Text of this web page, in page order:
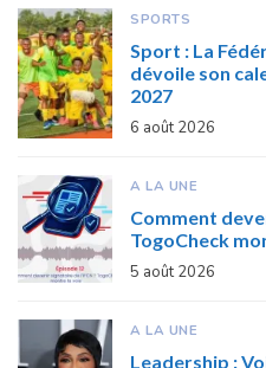
SPORTS
Sport : La
dévoile son
2027
6 août 2026
A LA UNE
Comment
TogoCheck
5 août 2026
A LA UNE
Leadership :